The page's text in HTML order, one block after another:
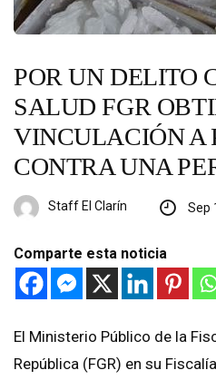
POR UN DELITO
SALUD FGR
VINCULACIÓN A
CONTRA UNA
Staff El Clarín Sep
Comparte esta noticia
El Ministerio Público de la
República (FGR) en su